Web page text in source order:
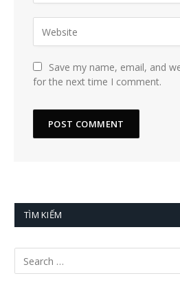
Save my name, email, and
for the next time I comment.
TÌM KIẾM